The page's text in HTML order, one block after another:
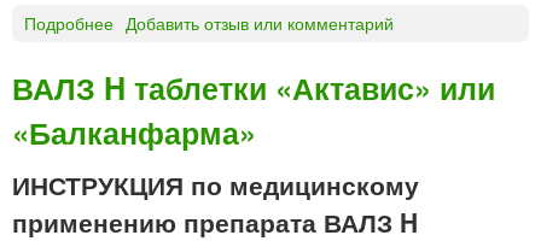
«
з
н
»
Подробнее
А
Л
З
т
а
б
л
Добавить отзыв или комментарий
ВАЛЗ H таблетки «Актавис» или
«Балканфарма»
ИНСТРУКЦИЯ по медицинскому
применению препарата ВАЛЗ H